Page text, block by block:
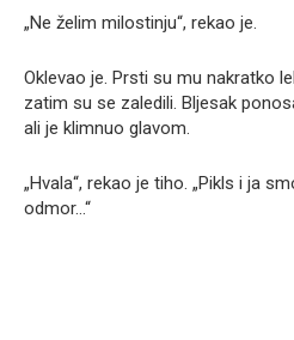
„Ne želim milostinju“, rekao je.
Oklevao je. Prsti su mu nakratko
zatim su se zaledili. Bljesak
ali je klimnuo glavom.
„Hvala“, rekao je tiho. „Pikls i ja
odmor…“